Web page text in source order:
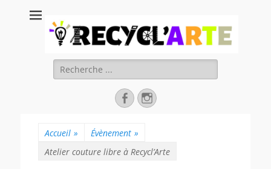
Recycl'Arte, faire
soi-même et
réduire les
déchets
Rechercher :
FacebookInstagram
Accueil » Évènement »
Atelier couture libre à Recycl’Arte